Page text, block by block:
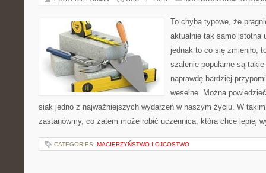
To chyba typowe, że
aktualnie tak samo istotna
jednak to co się zmieniło,
szalenie popularne są
naprawdę bardziej
weselne. Można
siak jedno z najważniejszych wydarzeń w naszym życiu. W
zastanówmy, co zatem może robić uczennica, która chce lepiej
CATEGORIES: MACIERZYŃSTWO I OJCOSTWO